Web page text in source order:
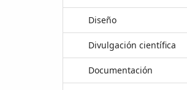
Diseño
Divulgación científica
Documentación